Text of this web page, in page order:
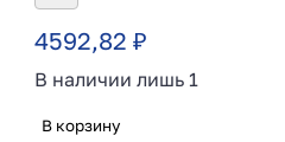
4592,82 ₽
В наличии лишь 1
В корзину